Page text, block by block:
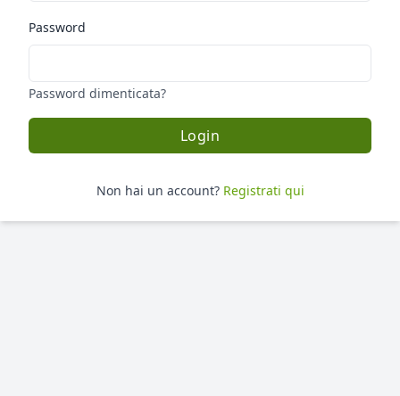
Password
Password dimenticata?
Login
Non hai un account? Registrati qui